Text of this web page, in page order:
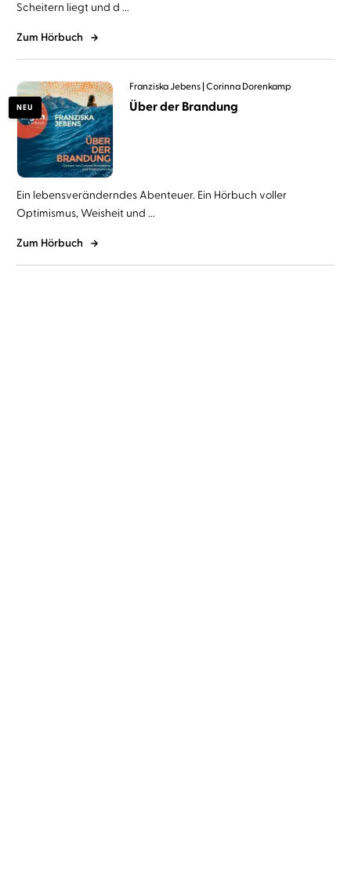
Scheitern liegt und d ...
Zum Hörbuch
NEU
Franziska Jebens Corinna Dorenkamp
Über der Brandung
Ein lebensveränderndes Abenteuer. Ein Hörbuch voller
Optimismus, Weisheit und ...
Zum Hörbuch